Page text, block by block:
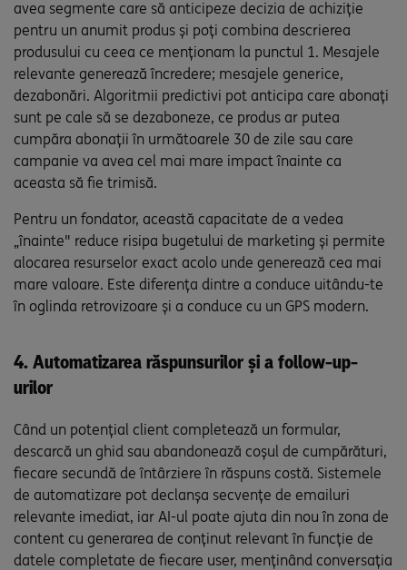
avea segmente care să anticipeze decizia de achiziție
pentru un anumit produs și poți combina descrierea
produsului cu ceea ce menționam la punctul 1. Mesajele
relevante generează încredere; mesajele generice,
dezabonări. Algoritmii predictivi pot anticipa care abonați
sunt pe cale să se dezaboneze, ce produs ar putea
cumpăra abonații în următoarele 30 de zile sau care
campanie va avea cel mai mare impact înainte ca
aceasta să fie trimisă.
Pentru un fondator, această capacitate de a vedea
„înainte" reduce risipa bugetului de marketing și permite
alocarea resurselor exact acolo unde generează cea mai
mare valoare. Este diferența dintre a conduce uitându-te
în oglinda retrovizoare și a conduce cu un GPS modern.
4. Automatizarea răspunsurilor și a follow-up-
urilor
Când un potențial client completează un formular,
descarcă un ghid sau abandonează coșul de cumpărături,
fiecare secundă de întârziere în răspuns costă. Sistemele
de automatizare pot declanșa secvențe de emailuri
relevante imediat, iar AI-ul poate ajuta din nou în zona de
content cu generarea de conținut relevant în funcție de
datele completate de fiecare user, menținând conversația